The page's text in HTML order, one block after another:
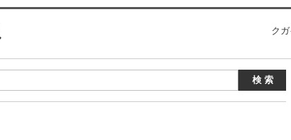
ク